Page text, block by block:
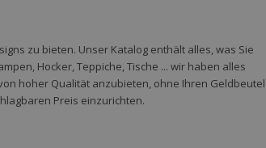
zu bieten. Unser Katalog enthält alles, was Sie
Hocker, Teppiche, Tische ... wir haben alles
hoher Qualität anzubieten, ohne Ihren Geldbeutel
Preis einzurichten.